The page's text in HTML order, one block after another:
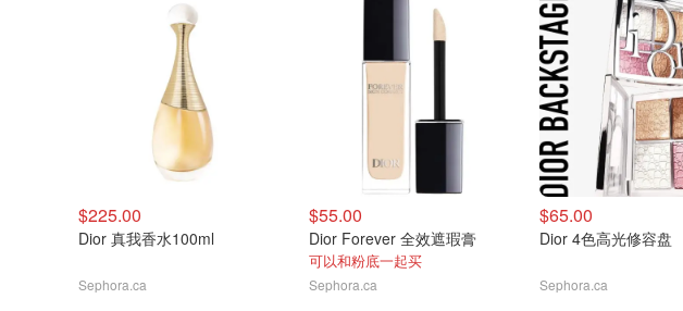
$225.00
Dior 真我香水100ml
Sephora.ca
$55.00
Dior Forever 全效遮瑕膏
可以和粉底一起买
Sephora.ca
$65.00
Dior 4色高光修容盘
Sephora.ca